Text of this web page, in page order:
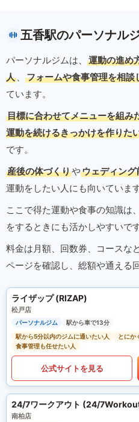
五香駅のパーソナル
パーソナルジムは、
運動の進め
人 、 フォームや食事管理を相談
ています。
目標に合わせてメニューを組み
運動を続けるきっかけを作りた
です。
産後の体づくりやウェディング
運動をしたい人にも向いています
ここで得た運動や食事の知識は
をするときにも活かしやすいです
料金は月額、回数券、コースな
ページを確認し、総額や通える
ライザップ (RIZAP)
松戸店
パーソナルジム
駅から車で13分
駅から5分以内のジムに通いたい人
とにか
食事管理も任せたい人
公式サイトを見る
24/7ワークアウト (24/
南柏店